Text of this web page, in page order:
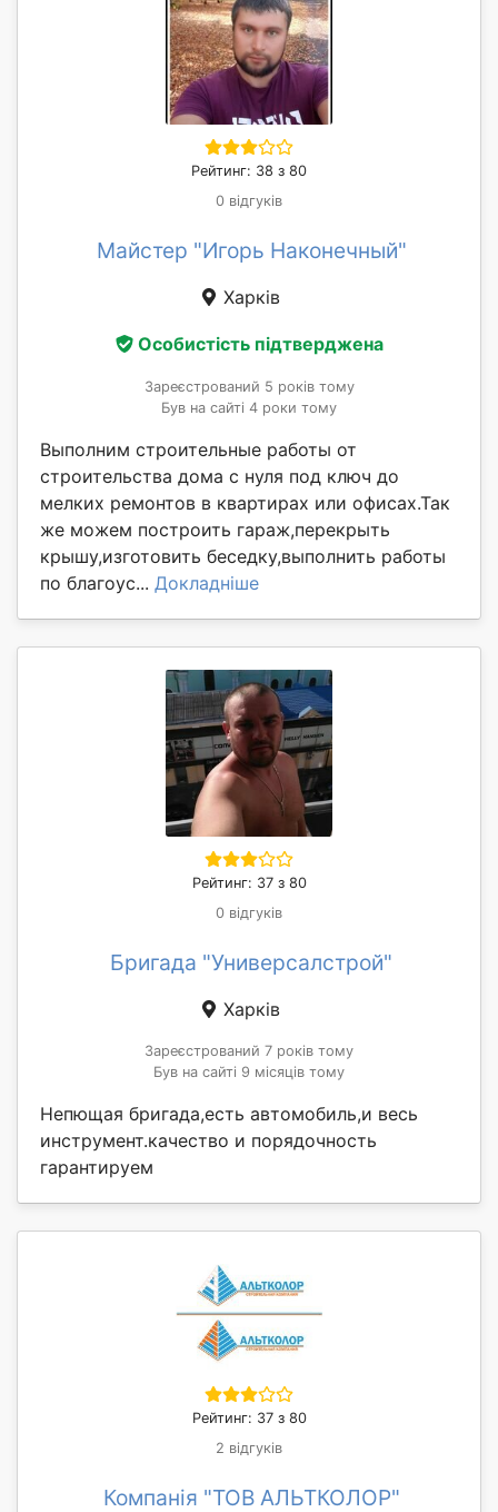
Рейтинг: 38 з 80
0 відгуків
Майстер "Игорь Наконечный"
Харків
Особистість підтверджена
Зареєстрований 5 років тому
Був на сайті 4 роки тому
Выполним строительные работы от
строительства дома с нуля под ключ до
мелких ремонтов в квартирах или офисах.Так
же можем построить гараж,перекрыть
крышу,изготовить беседку,выполнить работы
по благоус... Докладніше
Рейтинг: 37 з 80
0 відгуків
Бригада "Универсалстрой"
Харків
Зареєстрований 7 років тому
Був на сайті 9 місяців тому
Непющая бригада,есть автомобиль,и весь
инструмент.качество и порядочность
гарантируем
Рейтинг: 37 з 80
2 відгуків
Компанія "ТОВ АЛЬТКОЛОР"